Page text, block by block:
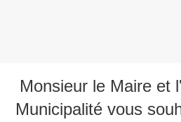
Monsieur le Maire et
Municipalité vous